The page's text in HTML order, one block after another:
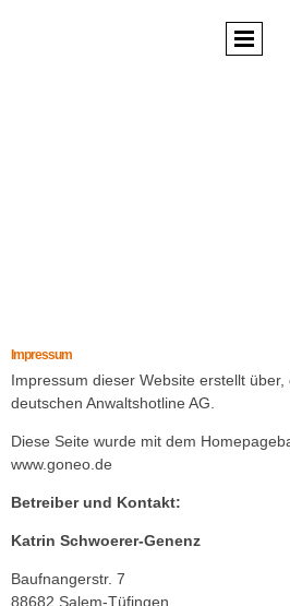
Impressum
Impressum dieser Website erstellt
deutschen Anwaltshotline AG.
Diese Seite wurde mit dem
www.goneo.de
Betreiber und Kontakt:
Katrin Schwoerer-Genenz
Baufnangerstr. 7
88682 Salem-Tüfingen